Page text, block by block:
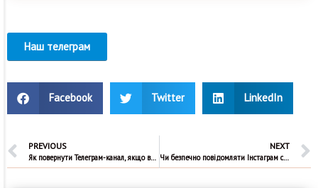
Наш телеграм
Facebook Twitter LinkedIn
PREVIOUS
Як повернути Телеграм-канал, якщо видалив?
NEXT
Чи безпечно повідомляти Інстаграм свої облікові дані?